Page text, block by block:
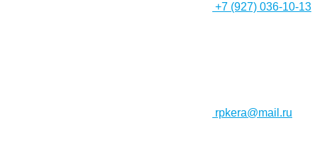
+7 (927) 036-10-13
rpkera@mail.ru